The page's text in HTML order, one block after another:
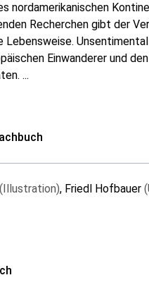
nordamerikanischen
Recherchen gibt der
Einwanderer und
...
(Illustration), Friedl Hofbauer